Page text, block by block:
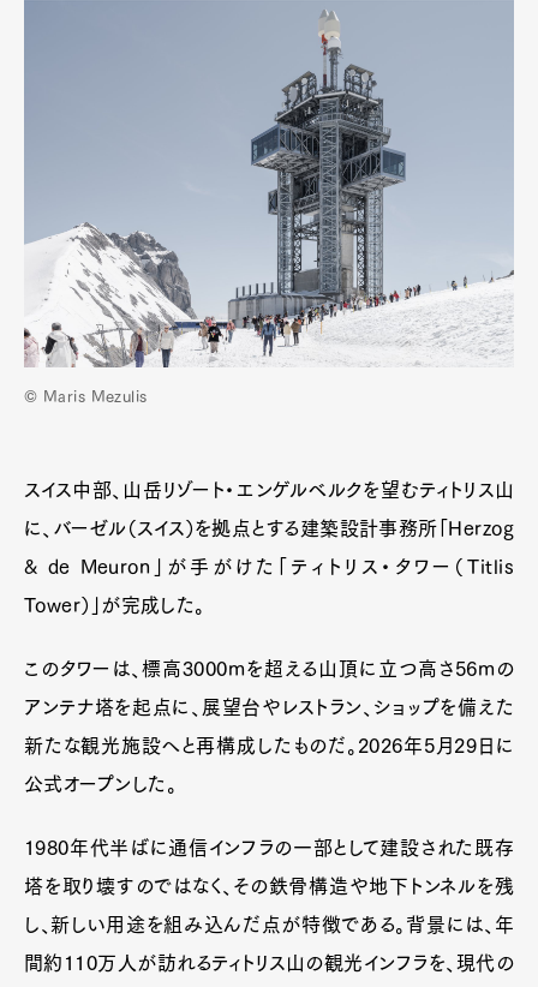
© Maris Mezulis
スイス中部、山岳リゾート・エンゲルベルクを望むティトリス山
に、バーゼル（スイス）を拠点とする建築設計事務所「Herzog
& de Meuron」が手がけた「ティトリス・タワー（Titlis
Tower）」が完成した。
このタワーは、標高3000mを超える山頂に立つ高さ56mの
アンテナ塔を起点に、展望台やレストラン、ショップを備えた
新たな観光施設へと再構成したものだ。2026年5月29日に
公式オープンした。
1980年代半ばに通信インフラの一部として建設された既存
塔を取り壊すのではなく、その鉄骨構造や地下トンネルを残
し、新しい用途を組み込んだ点が特徴である。背景には、年
間約110万人が訪れるティトリス山の観光インフラを、現代の